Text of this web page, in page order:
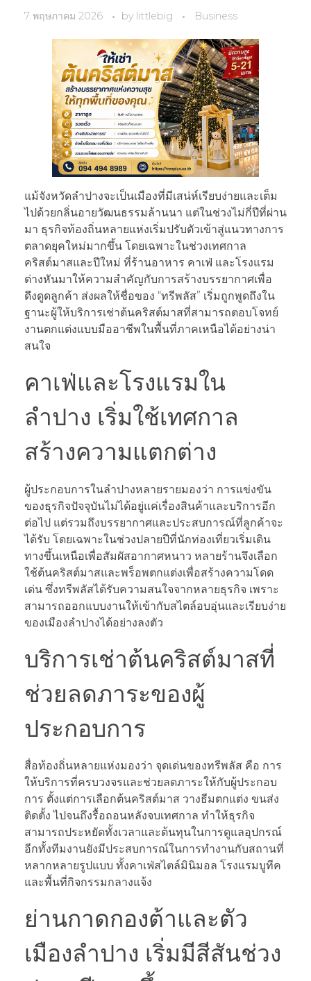
7 พฤษภาคม 2026 by littlebig Business
แม้จังหวัดลำปางจะเป็นเมืองที่มีเสน่ห์เรียบง่ายและเต็ม
ไปด้วยกลิ่นอายวัฒนธรรมล้านนา แต่ในช่วงไม่กี่ปีที่ผ่าน
มา ธุรกิจท้องถิ่นหลายแห่งเริ่มปรับตัวเข้าสู่แนวทางการ
ตลาดยุคใหม่มากขึ้น โดยเฉพาะในช่วงเทศกาล
คริสต์มาสและปีใหม่ ที่ร้านอาหาร คาเฟ่ และโรงแรม
ต่างหันมาให้ความสำคัญกับการสร้างบรรยากาศเพื่อ
ดึงดูดลูกค้า ส่งผลให้ชื่อของ “ทรีพลัส” เริ่มถูกพูดถึงใน
ฐานะผู้ให้บริการเช่าต้นคริสต์มาสที่สามารถตอบโจทย์
งานตกแต่งแบบมืออาชีพในพื้นที่ภาคเหนือได้อย่างน่า
สนใจ
คาเฟ่และโรงแรมใน
ลำปาง เริ่มใช้เทศกาล
สร้างความแตกต่าง
ผู้ประกอบการในลำปางหลายรายมองว่า การแข่งขัน
ของธุรกิจปัจจุบันไม่ได้อยู่แค่เรื่องสินค้าและบริการอีก
ต่อไป แต่รวมถึงบรรยากาศและประสบการณ์ที่ลูกค้าจะ
ได้รับ โดยเฉพาะในช่วงปลายปีที่นักท่องเที่ยวเริ่มเดิน
ทางขึ้นเหนือเพื่อสัมผัสอากาศหนาว หลายร้านจึงเลือก
ใช้ต้นคริสต์มาสและพร็อพตกแต่งเพื่อสร้างความโดด
เด่น ซึ่งทรีพลัสได้รับความสนใจจากหลายธุรกิจ เพราะ
สามารถออกแบบงานให้เข้ากับสไตล์อบอุ่นและเรียบง่าย
ของเมืองลำปางได้อย่างลงตัว
บริการเช่าต้นคริสต์มาสที่
ช่วยลดภาระของผู้
ประกอบการ
สื่อท้องถิ่นหลายแห่งมองว่า จุดเด่นของทรีพลัส คือ การ
ให้บริการที่ครบวงจรและช่วยลดภาระให้กับผู้ประกอบ
การ ตั้งแต่การเลือกต้นคริสต์มาส วางธีมตกแต่ง ขนส่ง
ติดตั้ง ไปจนถึงรื้อถอนหลังจบเทศกาล ทำให้ธุรกิจ
สามารถประหยัดทั้งเวลาและต้นทุนในการดูแลอุปกรณ์
อีกทั้งทีมงานยังมีประสบการณ์ในการทำงานกับสถานที่
หลากหลายรูปแบบ ทั้งคาเฟ่สไตล์มินิมอล โรงแรมบูทีค
และพื้นที่กิจกรรมกลางแจ้ง
ย่านกาดกองต้าและตัว
เมืองลำปาง เริ่มมีสีสันช่วง